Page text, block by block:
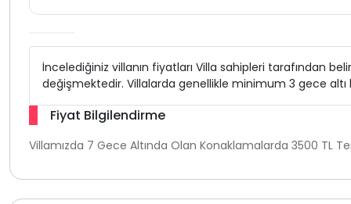
İncelediğiniz villanın fiyatları Villa sahipleri tarafından
değişmektedir. Villalarda genellikle minimum 3 gece
Fiyat Bilgilendirme
Villamızda 7 Gece Altında Olan Konaklamalarda 3500 TL